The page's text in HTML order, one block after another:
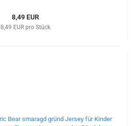
8,49 EUR
8,49 EUR pro Stück